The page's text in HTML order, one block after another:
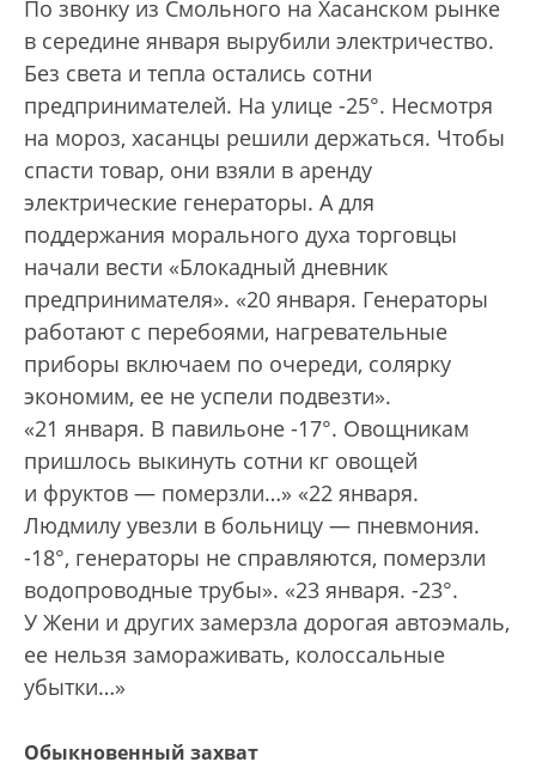
По звонку из Смольного на Хасанском рынке
в середине января вырубили электричество.
Без света и тепла остались сотни
предпринимателей. На улице -25°. Несмотря
на мороз, хасанцы решили держаться. Чтобы
спасти товар, они взяли в аренду
электрические генераторы. А для
поддержания морального духа торговцы
начали вести «Блокадный дневник
предпринимателя». «20 января. Генераторы
работают с перебоями, нагревательные
приборы включаем по очереди, солярку
экономим, ее не успели подвезти».
«21 января. В павильоне -17°. Овощникам
пришлось выкинуть сотни кг овощей
и фруктов — померзли…» «22 января.
Людмилу увезли в больницу — пневмония.
-18°, генераторы не справляются, померзли
водопроводные трубы». «23 января. -23°.
У Жени и других замерзла дорогая автоэмаль,
ее нельзя замораживать, колоссальные
убытки…»
Обыкновенный захват